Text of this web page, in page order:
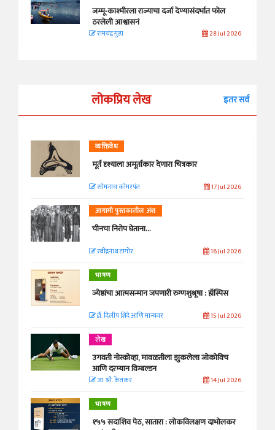
जम्मू-काश्मीरला राज्याचा दर्जा देण्यासंदर्भात फोल
ठरलेली आश्वासनं
रामचंद्र गुहा 28 Jul 2026
लोकप्रिय लेख इतर सर्व
व्यक्तिवेध
मूर्त दृश्याला अमूर्ताकार देणारा चित्रकार
सोमनाथ कोमरपंत 17 Jul 2026
आगामी पुस्तकातील अंश
चीनचा निरोप घेताना...
रवींद्रनाथ टागोर. 16 Jul 2026
भाषण
ज्येष्ठांचा आत्मसन्मान जपणारी रुग्णशुश्रूषा : हॉस्पिस
डॉ. दिलीप शिंदे आणि मान्यवर 15 Jul 2026
लेख
उगवती नोस्कोव्हा, मावळतीला झुकलेला जोकोविच
आणि दरम्यान विम्बल्डन
आ. श्री. केतकर 14 Jul 2026
भाषण
१५५ सदाशिव पेठ, सातारा : लोकविलक्षण दाभोलकर